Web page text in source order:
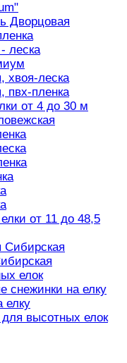
Дворцовая
леска
хвоя-леска
пвх-пленка
от 4 до 30 м
от 11 до 48,5
Сибирская
елок
снежинки на елку
елку
высотных елок